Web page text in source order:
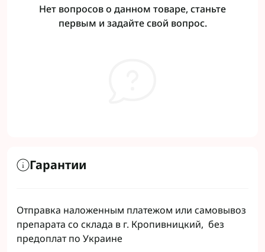
Нет вопросов о данном товаре, станьте
первым и задайте свой вопрос.
Гарантии
Отправка наложенным платежом или самовывоз
препарата со склада в г. Кропивницкий, без
предоплат по Украине